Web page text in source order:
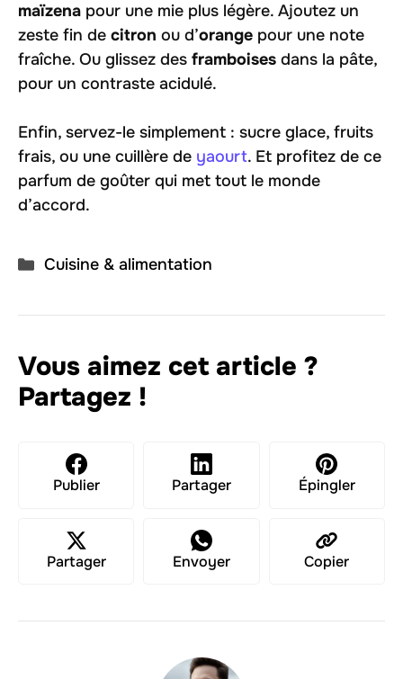
maïzena pour une mie plus légère. Ajoutez un
zeste fin de citron ou d’orange pour une note
fraîche. Ou glissez des framboises dans la pâte,
pour un contraste acidulé.
Enfin, servez-le simplement : sucre glace, fruits
frais, ou une cuillère de yaourt. Et profitez de ce
parfum de goûter qui met tout le monde
d’accord.
Catégories
Cuisine & alimentation
Vous aimez cet article ?
Partagez !
Publier Partager Épingler
Partager Envoyer Copier